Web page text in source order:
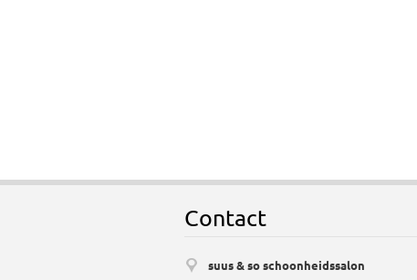
Contact
suus & so schoonheidssalon